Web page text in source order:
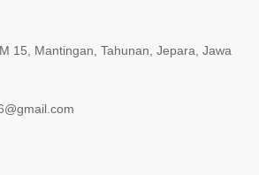
15, Mantingan, Tahunan, Jepara, Jawa